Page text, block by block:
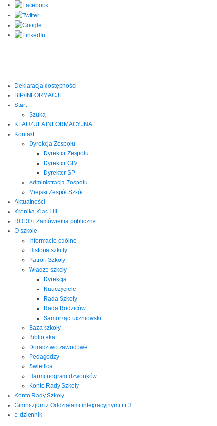
Deklaracja dostępności
BIP/INFORMACJE
Start
Szukaj
KLAUZULA INFORMACYJNA
Kontakt
Dyrekcja Zespołu
Dyrektor Zespołu
Dyrektor GIM
Dyrektor SP
Administracja Zespołu
Miejski Zespół Szkół
Aktualności
Kronika Klas I-III
RODO i Zamówienia publiczne
O szkole
Informacje ogólne
Historia szkoły
Patron Szkoły
Władze szkoły
Dyrekcja
Nauczyciele
Rada Szkoły
Rada Rodziców
Samorząd uczniowski
Baza szkoły
Biblioteka
Doradztwo zawodowe
Pedagodzy
Świetlica
Harmonogram dzwonków
Konto Rady Szkoły
Konto Rady Szkoły
Gimnazjum z Oddziałami integracyjnymi nr 3
e-dziennik